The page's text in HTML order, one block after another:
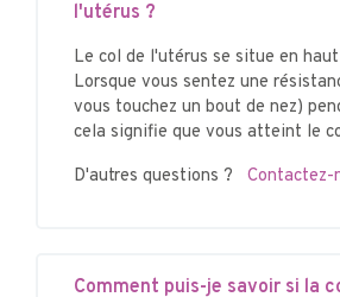
l'utérus ?
Le col de l'utérus se situe en
Lorsque vous sentez une
vous touchez un bout de nez)
cela signifie que vous atteint le
D'autres questions ? Contactez-
Comment puis-je savoir si la